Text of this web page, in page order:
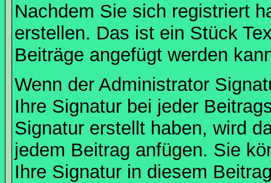
Nachdem Sie sich registriert
erstellen. Das ist ein Stück
Beiträge angefügt werden
Wenn der Administrator
Ihre Signatur bei jeder
Signatur erstellt haben, wird
jedem Beitrag anfügen. Sie
Ihre Signatur in diesem